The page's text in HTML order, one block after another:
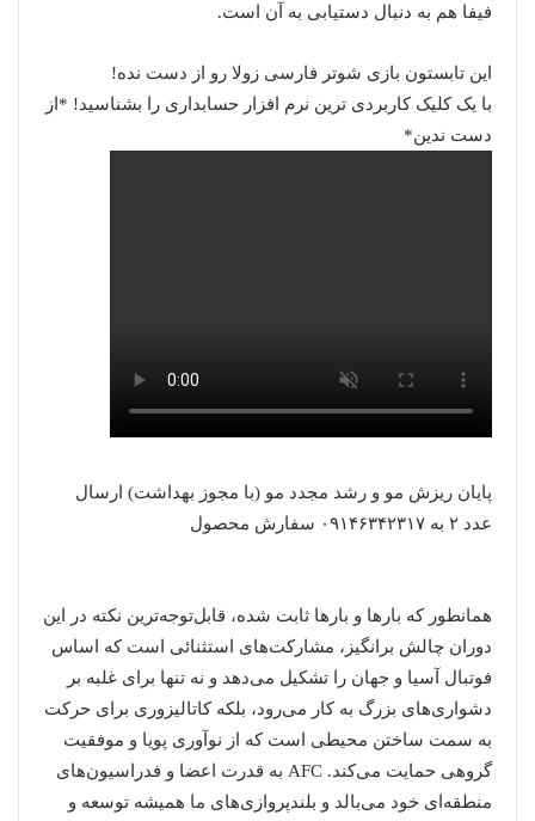
فیفا هم به دنبال دستیابی به آن است.
این تابستون بازی شوتر فارسی زولا رو از دست نده!
با یک کلیک کاربردی ترین نرم افزار حسابداری را بشناسید! *از
دست ندین*
پایان ریزش مو و رشد مجدد مو (با مجوز بهداشت) ارسال
عدد ۲ به ۰۹۱۴۶۳۴۲۳۱۷ سفارش محصول
همانطور که بارها و بارها ثابت شده، قابل‌توجه‌ترین نکته در این
دوران چالش برانگیز، مشارکت‌های استثنائی است که اساس
فوتبال آسیا و جهان را تشکیل می‌دهد و نه تنها برای غلبه بر
دشواری‌های بزرگ به کار می‌رود، بلکه کاتالیزوری برای حرکت
به سمت ساختن محیطی است که از نوآوری پویا و موفقیت
گروهی حمایت می‌کند. AFC به قدرت اعضا و فدراسیون‌های
منطقه‌ای خود می‌بالد و بلندپروازی‌های ما همیشه توسعه و